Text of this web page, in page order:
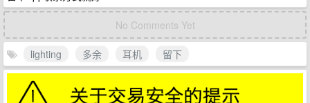
No Comments Yet
lighting 多余 耳机 留下